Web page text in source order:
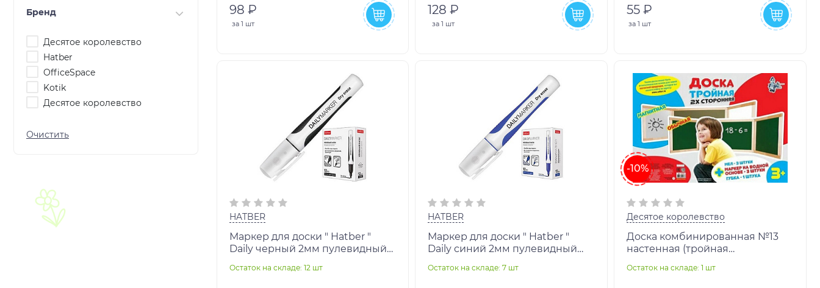
Бренд
Десятое королевство
Hatber
OfficeSpace
Kotik
Десятое королевство
98 ₽
за 1 шт
128 ₽
за1 шт
55 ₽
за 1 шт
HATBER
Маркер для доски " Hatber "
Daily черный 2мм пулевидный
10702070/280323/3124058
Остаток на складе: 12 шт
HATBER
Маркер для доски " Hatber "
Daily синий 2мм пулевидный
10702070/280323/3124058
Остаток на складе: 7 шт
-10%
Десятое королевство
Доска комбинированная №13
настенная (тройная
арт.02043
Остаток на складе: 1 шт